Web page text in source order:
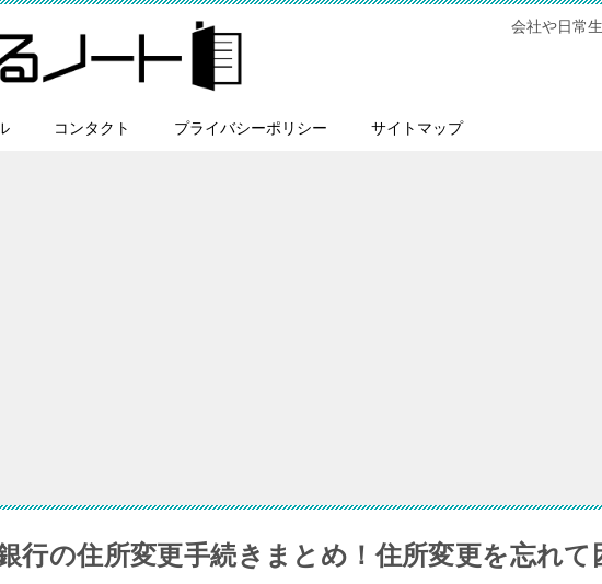
会社や日常
コンタクト プライバシーポリシー サイトマップ
行の住所変更手続きまとめ！住所変更を忘れて